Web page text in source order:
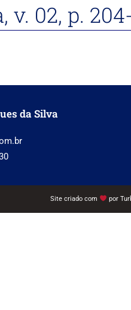
02, p. 204-
da Silva
Site criado com por